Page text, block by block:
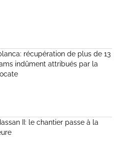
récupération de plus de 13
indûment attribués par la
II: le chantier passe à la